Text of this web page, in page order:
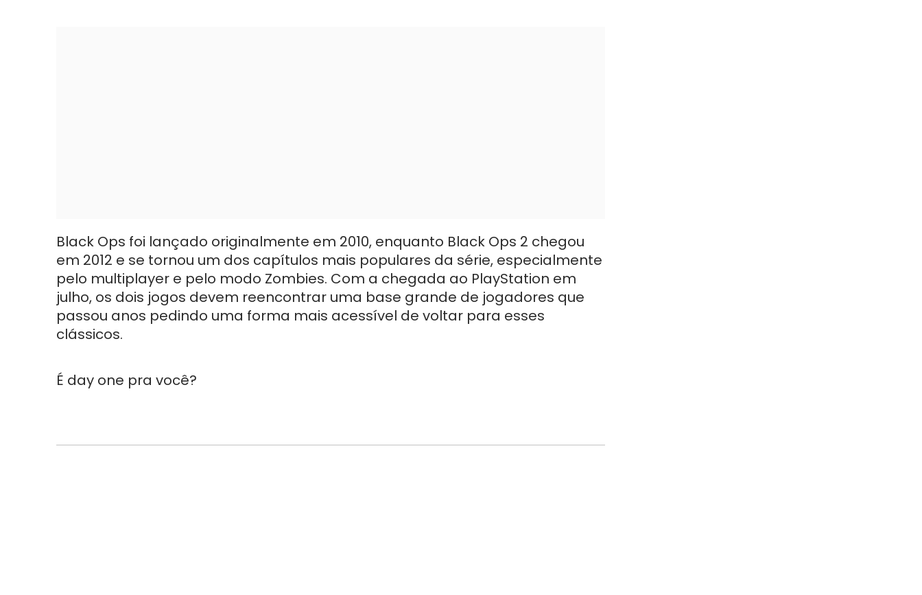
Black Ops foi lançado originalmente em 2010, enquanto Black Ops 2 chegou
em 2012 e se tornou um dos capítulos mais populares da série, especialmente
pelo multiplayer e pelo modo Zombies. Com a chegada ao PlayStation em
julho, os dois jogos devem reencontrar uma base grande de jogadores que
passou anos pedindo uma forma mais acessível de voltar para esses
clássicos.
É day one pra você?